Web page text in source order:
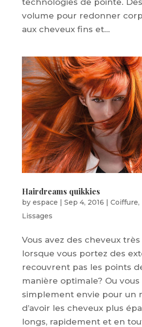
volume pour redonner
aux cheveux fins et...
Hairdreams quikkies
by espace | Sep 4, 2016 | Coiffure,
Lissages
Vous avez des cheveux très
lorsque vous portez des
recouvrent pas les points
manière optimale? Ou
simplement envie pour un
d’avoir les cheveux plus
longs, rapidement et en